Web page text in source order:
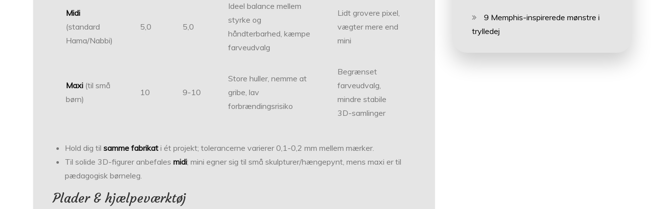
Midi
(standard
Hama/Nabbi)
5,0 5,0
Ideel balance mellem
styrke og
håndterbarhed, kæmpe
farveudvalg
Lidt grovere pixel,
vægter mere end
mini
Maxi (til små
børn)
10 9-10
Store huller, nemme at
gribe, lav
forbrændingsrisiko
Begrænset
farveudvalg,
mindre stabile
3D-samlinger
Hold dig tilsamme fabrikat i ét projekt; tolerancerne varierer 0,1-0,2 mm mellem mærker.
Til solide 3D-figurer anbefalesmidi; mini egner sig til små skulpturer/hængepynt, mens maxi er til
pædagogisk børneleg.
Plader & hjælpeværktøj
9 Memphis-inspirerede mønstre i
trylledej